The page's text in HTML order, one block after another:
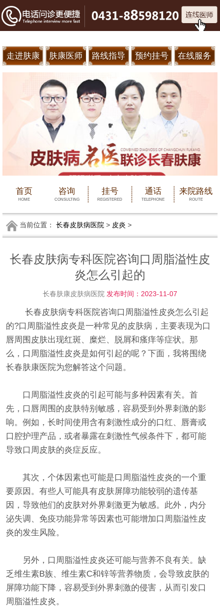
走进肤康 肤康医师 路线指导 预约挂号 在线服务
首页
HOME
咨询
CONSULTING
挂号
REGISTERED
通话
TELEPHONE
来院路线
ROUTE
当前位置： 长春皮肤病医院> 皮炎 >
长春皮肤病专科医院咨询口周脂溢性皮
炎怎么引起的
长春肤康皮肤病医院 发布时间：2023-11-07
长春皮肤病专科医院咨询口周脂溢性皮炎怎么引起
的?口周脂溢性皮炎是一种常见的皮肤病，主要表现为口
唇周围皮肤出现红斑、糜烂、脱屑和瘙痒等症状。那
么，口周脂溢性皮炎是如何引起的呢？下面，我将围绕
长春肤康医院为您解答这个问题。
口周脂溢性皮炎的引起可能与多种因素有关。首
先，口唇周围的皮肤特别敏感，容易受到外界刺激的影
响。例如，长时间使用含有刺激性成分的口红、唇膏或
口腔护理产品，或者暴露在刺激性气候条件下，都可能
导致口周皮肤的炎症反应。
其次，个体因素也可能是口周脂溢性皮炎的一个重
要原因。有些人可能具有皮肤屏障功能较弱的遗传基
因，导致他们的皮肤对外界刺激更为敏感。此外，内分
泌失调、免疫功能异常等因素也可能增加口周脂溢性皮
炎的发生风险。
另外，口周脂溢性皮炎还可能与营养不良有关。缺
乏维生素B族、维生素C和锌等营养物质，会导致皮肤的
屏障功能下降，容易受到外界刺激的侵害，从而引发口
周脂溢性皮炎。